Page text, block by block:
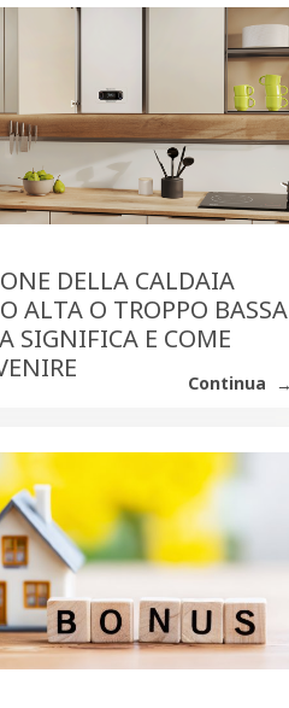
DELLA CALDAIA
ALTA O TROPPO BASSA
SIGNIFICA E COME
Continua